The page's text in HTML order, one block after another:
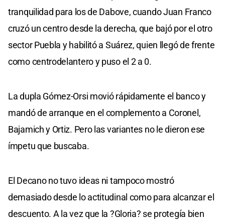
tranquilidad para los de Dabove, cuando Juan Franco
cruzó un centro desde la derecha, que bajó por el otro
sector Puebla y habilitó a Suárez, quien llegó de frente
como centrodelantero y puso el 2 a 0.
La dupla Gómez-Orsi movió rápidamente el banco y
mandó de arranque en el complemento a Coronel,
Bajamich y Ortiz. Pero las variantes no le dieron ese
ímpetu que buscaba.
El Decano no tuvo ideas ni tampoco mostró
demasiado desde lo actitudinal como para alcanzar el
descuento. A la vez que la ?Gloria? se protegía bien